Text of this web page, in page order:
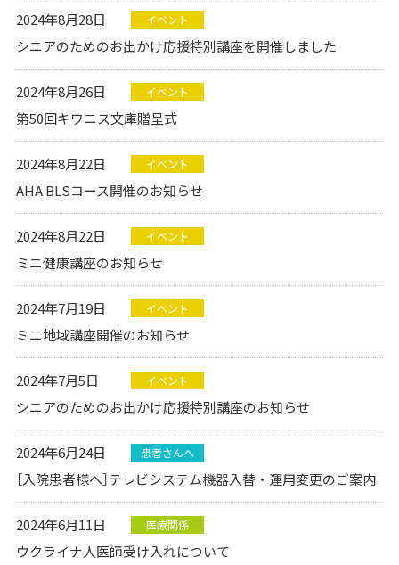
2024年8月28日 イベント
シニアのためのお出かけ応援特別講座を開催しました
2024年8月26日 イベント
第50回キワニス文庫贈呈式
2024年8月22日 イベント
AHA BLSコース開催のお知らせ
2024年8月22日 イベント
ミニ健康講座のお知らせ
2024年7月19日 イベント
ミニ地域講座開催のお知らせ
2024年7月5日 イベント
シニアのためのお出かけ応援特別講座のお知らせ
2024年6月24日 患者さんへ
［入院患者様へ］テレビシステム機器入替・運用変更のご案内
2024年6月11日 医療関係
ウクライナ人医師受け入れについて